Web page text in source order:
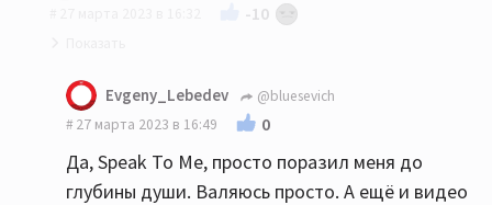
-10
Evgeny_Lebedev
@bluesevich
27 марта 2023 в 16:49
0
Да, Speak To Me, просто поразил меня до
глубины души. Валяюсь просто. А ещё и видео